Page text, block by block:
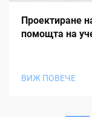
Проектиране
помощта на
ВИЖ ПОВЕЧЕ